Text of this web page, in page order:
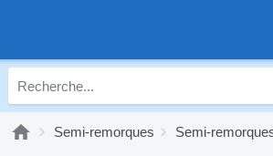
Semi-remorques Semi-